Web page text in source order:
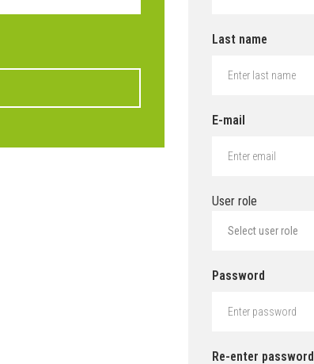
Last name
E-mail
User role
Select user role
Password
Re-enter password